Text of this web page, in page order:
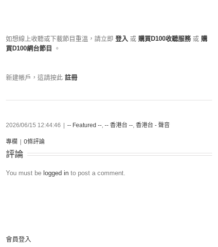
如想線上收聽或下載節目重溫，請立即 登入 或 購買D100收聽服務 或 購
買D100網台節目
。
新建帳戶，這請按此 註冊
2026/06/15 12:44:46 -- Featured --, -- 香港台 --, 香港台 - 聲音
專欄 0條評論
評論
You must be logged in to post a comment.
會員登入